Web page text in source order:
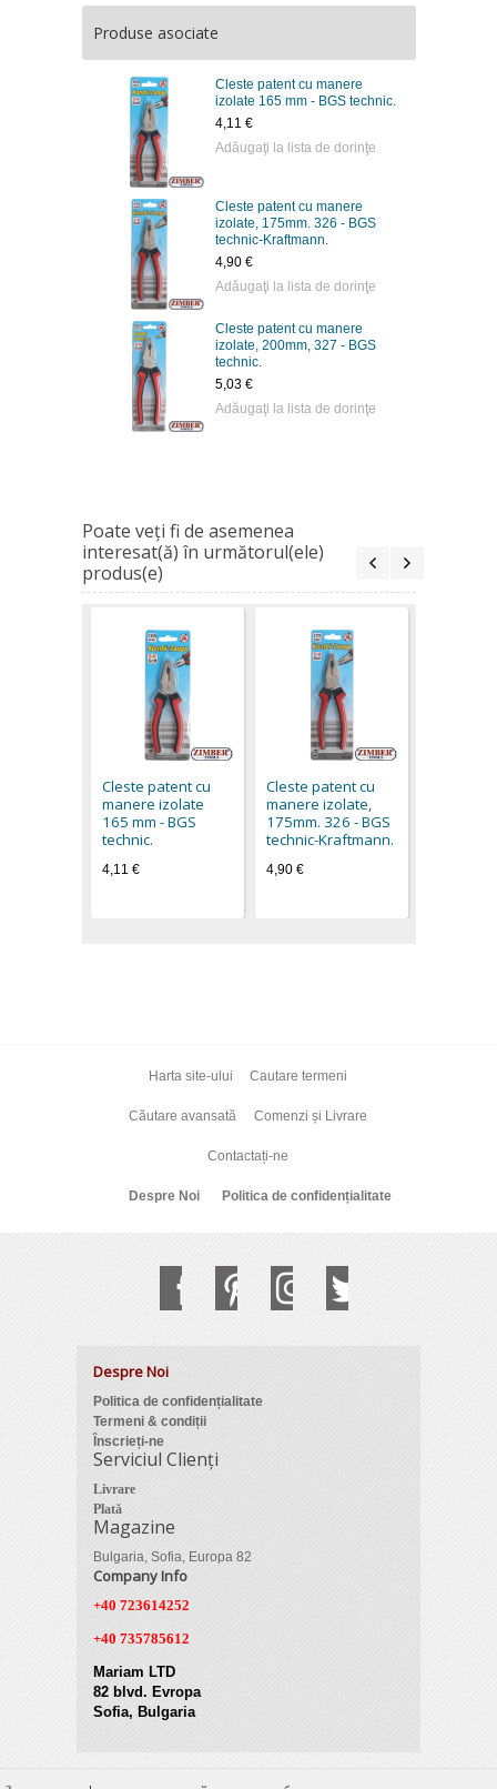
Produse asociate
Cleste patent cu manere
izolate 165 mm - BGS technic.
4,11 €
Adăugaţi la lista de dorinţe
Cleste patent cu manere
izolate, 175mm. 326 - BGS
technic-Kraftmann.
4,90 €
Adăugaţi la lista de dorinţe
Cleste patent cu manere
izolate, 200mm, 327 - BGS
technic.
5,03 €
Adăugaţi la lista de dorinţe
Poate veţi fi de asemenea
interesat(ă) în următorul(ele)
produs(e)
Cleste patent cu
manere izolate
165 mm - BGS
technic.
4,11 €
Cleste patent cu
manere izolate,
175mm. 326 - BGS
technic-Kraftmann.
4,90 €
Harta site-ului Cautare termeni
Căutare avansată Comenzi și Livrare
Contactați-ne
Despre Noi Politica de confidențialitate
Despre Noi
Politica de confidențialitate
Termeni & condiții
Înscrieți-ne
Serviciul Clienți
Livrare
Plată
Magazine
Bulgaria, Sofia, Europa 82
Company Info
+40 723614252
+40 735785612
Mariam LTD
82 blvd. Evropa
Sofia, Bulgaria